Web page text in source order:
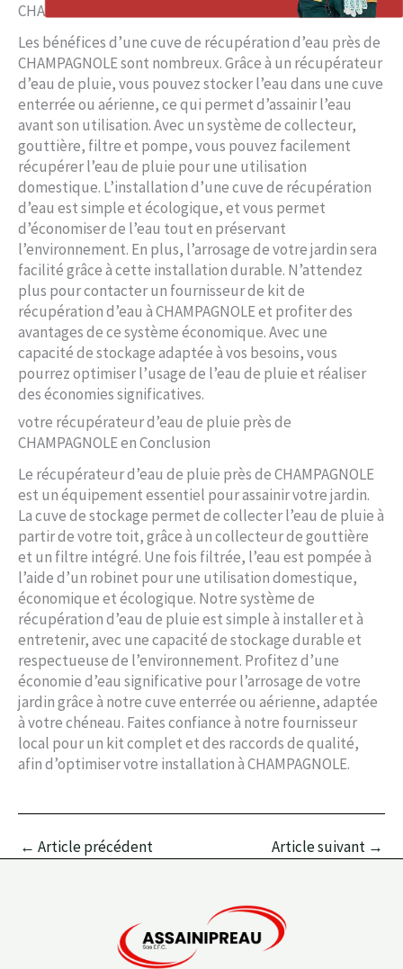
CHAMPAGNOLE
Les bénéfices d’une cuve de récupération d’eau près de
CHAMPAGNOLE sont nombreux. Grâce à un récupérateur
d’eau de pluie, vous pouvez stocker l’eau dans une cuve
enterrée ou aérienne, ce qui permet d’assainir l’eau
avant son utilisation. Avec un système de collecteur,
gouttière, filtre et pompe, vous pouvez facilement
récupérer l’eau de pluie pour une utilisation
domestique. L’installation d’une cuve de récupération
d’eau est simple et écologique, et vous permet
d’économiser de l’eau tout en préservant
l’environnement. En plus, l’arrosage de votre jardin sera
facilité grâce à cette installation durable. N’attendez
plus pour contacter un fournisseur de kit de
récupération d’eau à CHAMPAGNOLE et profiter des
avantages de ce système économique. Avec une
capacité de stockage adaptée à vos besoins, vous
pourrez optimiser l’usage de l’eau de pluie et réaliser
des économies significatives.
votre récupérateur d’eau de pluie près de
CHAMPAGNOLE en Conclusion
Le récupérateur d’eau de pluie près de CHAMPAGNOLE
est un équipement essentiel pour assainir votre jardin.
La cuve de stockage permet de collecter l’eau de pluie à
partir de votre toit, grâce à un collecteur de gouttière
et un filtre intégré. Une fois filtrée, l’eau est pompée à
l’aide d’un robinet pour une utilisation domestique,
économique et écologique. Notre système de
récupération d’eau de pluie est simple à installer et à
entretenir, avec une capacité de stockage durable et
respectueuse de l’environnement. Profitez d’une
économie d’eau significative pour l’arrosage de votre
jardin grâce à notre cuve enterrée ou aérienne, adaptée
à votre chéneau. Faites confiance à notre fournisseur
local pour un kit complet et des raccords de qualité,
afin d’optimiser votre installation à CHAMPAGNOLE.
← Article précédent Article suivant →